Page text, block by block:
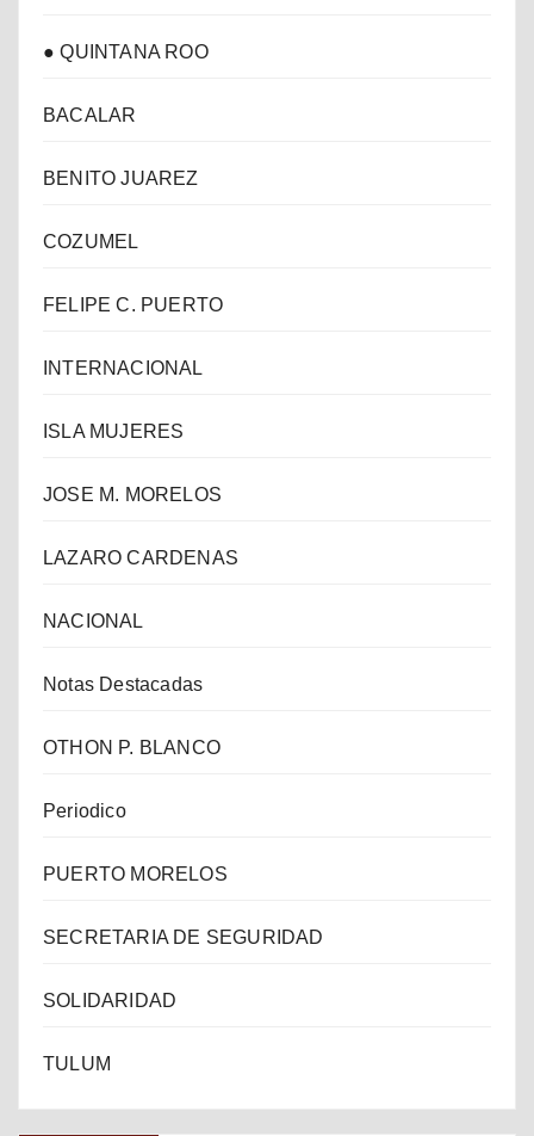
● QUINTANA ROO
BACALAR
BENITO JUAREZ
COZUMEL
FELIPE C. PUERTO
INTERNACIONAL
ISLA MUJERES
JOSE M. MORELOS
LAZARO CARDENAS
NACIONAL
Notas Destacadas
OTHON P. BLANCO
Periodico
PUERTO MORELOS
SECRETARIA DE SEGURIDAD
SOLIDARIDAD
TULUM